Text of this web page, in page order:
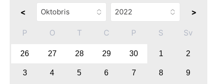
< >
P O T C P S Sv
26 27 28 29 30 1 2
3 4 5 6 7 8 9